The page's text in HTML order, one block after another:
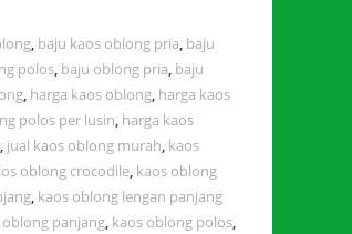
, baju kaos oblong pria, baju
polos, baju oblong pria, baju
, harga kaos oblong, harga kaos
polos per lusin, harga kaos
, jual kaos oblong murah, kaos
oblong crocodile, kaos oblong
, kaos oblong lengan panjang
oblong panjang, kaos oblong polos,